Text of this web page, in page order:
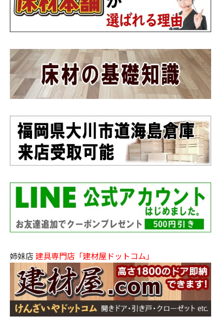
姉妹店 建具専門店「建材屋ドットコム」